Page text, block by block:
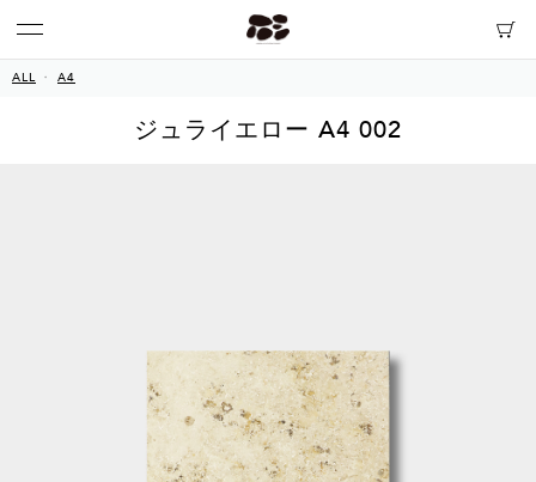
ALL A4
ジュライエロー A4 002